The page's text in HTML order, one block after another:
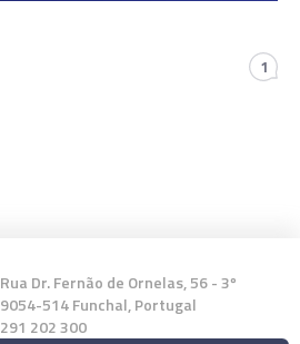
1
Rua Dr. Fernão de Ornelas, 56 - 3º
9054-514 Funchal, Portugal
291 202 300